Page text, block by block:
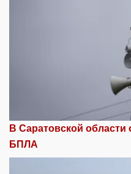
В Саратовской области
БПЛА